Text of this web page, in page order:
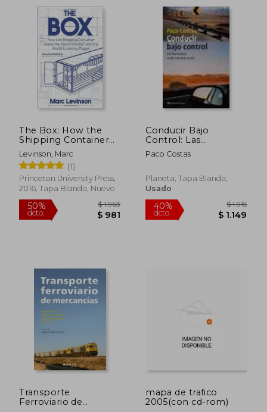
The Box: How the
Shipping Container
Made the World
Smaller and the
World Economy
Bigger - Second
Edition With a new
Author (en Inglés)
Levinson, Marc
(1)
Princeton University Press,
2016, Tapa Blanda, Nuevo
50%
dcto.
Conducir Bajo
Control: Las
Decisiones Seran
Siempre Tuyas
Paco Costas
Planeta, Tapa Blanda,
Usado
Transporte
Ferroviario de
mapa de trafico
2005(con cd-rom)